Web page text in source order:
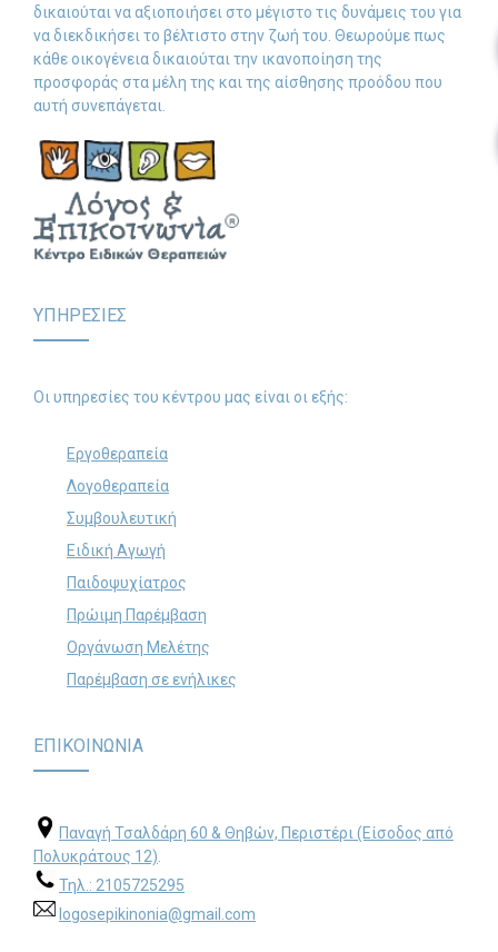
δικαιούται να αξιοποιήσει στο μέγιστο τις δυνάμεις του για
να διεκδικήσει το βέλτιστο στην ζωή του. Θεωρούμε πως
κάθε οικογένεια δικαιούται την ικανοποίηση της
προσφοράς στα μέλη της και της αίσθησης προόδου που
αυτή συνεπάγεται.
ΥΠΗΡΕΣΙΕΣ
Οι υπηρεσίες του κέντρου μας είναι οι εξής:
Εργοθεραπεία
Λογοθεραπεία
Συμβουλευτική
Ειδική Αγωγή
Παιδοψυχίατρος
Πρώιμη Παρέμβαση
Οργάνωση Μελέτης
Παρέμβαση σε ενήλικες
ΕΠΙΚΟΙΝΩΝΙΑ
Παναγή Τσαλδάρη 60 & Θηβών, Περιστέρι (Είσοδος από
Πολυκράτους 12).
Τηλ.: 2105725295
logosepikinonia@gmail.com